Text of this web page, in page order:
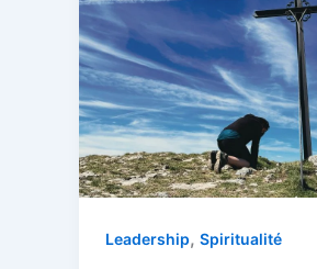
Leadership, Spiritualité